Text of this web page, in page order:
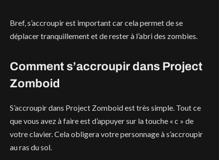
Bref, s’accroupir est important car cela permet de se
déplacer tranquillement et de rester à l’abri des zombies.
Comment s’accroupir dans Project
Zomboid
S’accroupir dans Project Zomboid est très simple. Tout ce
que vous avez à faire est d’appuyer sur la touche « c » de
votre clavier. Cela obligera votre personnage à s’accroupir
au ras du sol.